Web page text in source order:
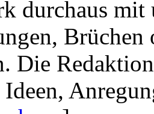
durchaus mit
Brüchen
Die
Ideen,